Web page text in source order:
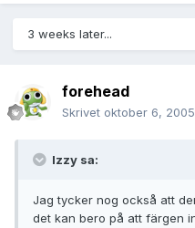
3 weeks later...
forehead
Skrivet oktober 6, 2005
Izzy sa:
Jag tycker nog också att
det kan bero på att färgen